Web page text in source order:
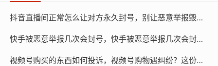
抖音直播间正常怎么让对方永久封号，别让恶意举报毁了你！揭秘直播间如何有效反击差评水军
快手被恶意举报几次会封号，快手被恶意举报几次会封号？遇到恶意攻击如何自救
视频号购买的东西如何投诉，视频号购物遇纠纷？这份高效维权指南请收好